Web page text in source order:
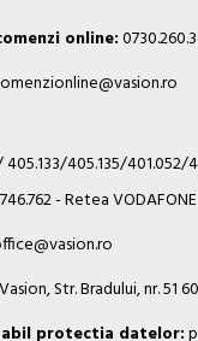
online:
405.135/401.052/
- Retea VODAFONE
Vasion, Str. Bradului, nr. 51
protectia datelor: